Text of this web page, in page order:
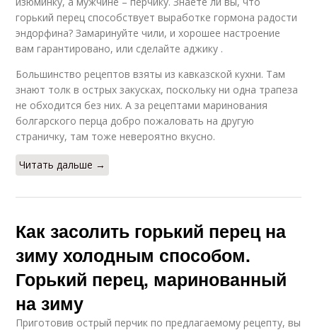
горький перец способствует выработке гормона радости
эндорфина? Замаринуйте чили, и хорошее настроение
вам гарантировано, или сделайте аджику .
Большинство рецептов взяты из кавказской кухни. Там
знают толк в острых закусках, поскольку ни одна трапеза
не обходится без них. А за рецептами маринования
болгарского перца добро пожаловать на другую
страничку, там тоже невероятно вкусно.
Читать дальше →
Как засолить горький перец на
зиму холодным способом.
Горький перец, маринованный
на зиму
Приготовив острый перчик по предлагаемому рецепту, вы